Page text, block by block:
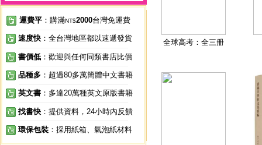
運費平 ：購滿NT$2000台灣免運費
速度快 ：全台灣地區都以速遞發貨
書價低 ：歡迎與任何同類書店比價
品種多 ：超過80多萬簡體中文書籍
英文書 ：多達20萬種英文原版書籍
找書快 ：提供資料，24小時內反饋
環保包裝 ：採用紙箱、氣泡紙材料
全球高考：全三册